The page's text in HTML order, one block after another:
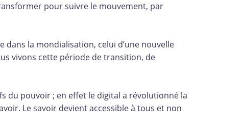
pour suivre le mouvement, par
dans la mondialisation, celui d’une nouvelle
vivons cette période de transition, de
du pouvoir ; en effet le digital a révolutionné la
Le savoir devient accessible à tous et non